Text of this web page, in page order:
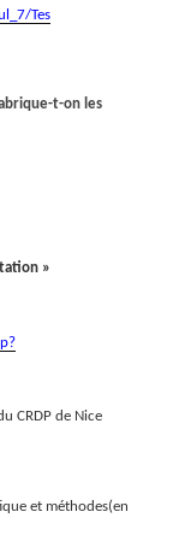
Tes
t-on les
»
CRDP de Nice
et méthodes(en